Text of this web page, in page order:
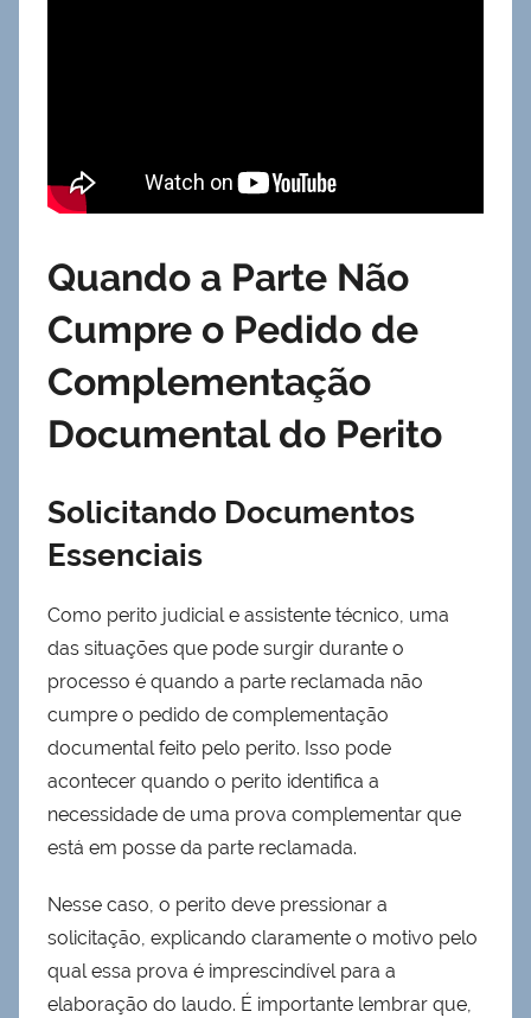
Quando a Parte Não
Cumpre o Pedido de
Complementação
Documental do Perito
Solicitando Documentos
Essenciais
Como perito judicial e assistente técnico, uma
das situações que pode surgir durante o
processo é quando a parte reclamada não
cumpre o pedido de complementação
documental feito pelo perito. Isso pode
acontecer quando o perito identifica a
necessidade de uma prova complementar que
está em posse da parte reclamada.
Nesse caso, o perito deve pressionar a
solicitação, explicando claramente o motivo pelo
qual essa prova é imprescindível para a
elaboração do laudo. É importante lembrar que,